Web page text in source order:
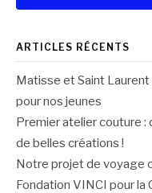
ARTICLES RÉCENTS
Matisse et Saint
pour nos jeunes
Premier atelier couture :
de belles créations !
Notre projet de voyage
Fondation VINCI pour la